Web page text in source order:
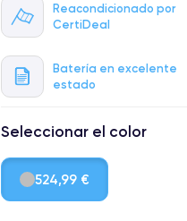
Reacondicionado por
CertiDeal
Batería en excelente
estado
Seleccionar el color
524,99 €